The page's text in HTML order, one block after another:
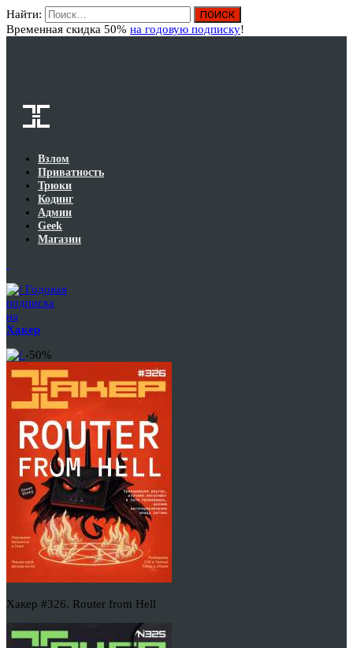
Найти:
Временная скидка 50% на годовую подписку!
Взлом
Приватность
Трюки
Кодинг
Админ
Geek
Магазин
Годовая
подписка
на
Хакер
-50%
Хакер #326. Router from Hell